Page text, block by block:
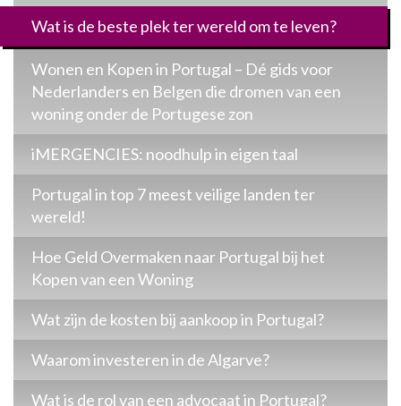
Wat is de beste plek ter wereld om te leven?
Wonen en Kopen in Portugal – Dé gids voor
Nederlanders en Belgen die dromen van een
woning onder de Portugese zon
iMERGENCIES: noodhulp in eigen taal
Portugal in top 7 meest veilige landen ter
wereld!
Hoe Geld Overmaken naar Portugal bij het
Kopen van een Woning
Wat zijn de kosten bij aankoop in Portugal?
Waarom investeren in de Algarve?
Wat is de rol van een advocaat in Portugal?